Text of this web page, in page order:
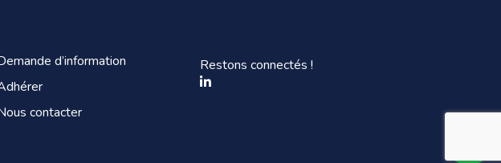
d’information
contacter
Restons connectés !